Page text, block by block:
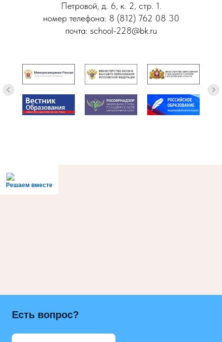
Петровой, д. 6, к. 2, стр. 1.
номер телефона: 8 (812) 762 08 30
почта: school-228@bk.ru
Решаем вместе
Есть вопрос?